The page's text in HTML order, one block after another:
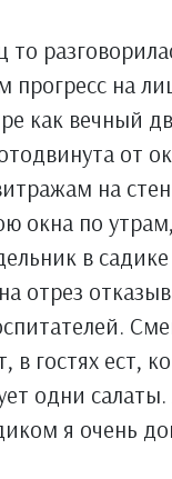
то
прогресс на
как вечный
от
на
окна по
в
отрез
в гостях ест,
одни
я очень